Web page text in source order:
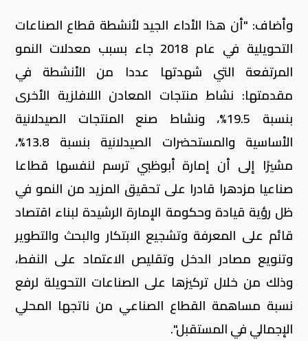
وأضاف: "أن هذا الأداء الجيد لأنشطة قطاع الصناعات
التحويلية في عام 2018 جاء بسبب معدلات النمو
المرتفعة التي شهدتها عددا من الأنشطة في
مقدمتها: نشاط منتجات المعادن اللافلزية الأخرى
بنسبة 19.5%، ونشاط صنع المنتجات الصيدلانية
الأساسية والمستحضرات الصيدلانية بنسبة 13.8%،
مشيرًا إلى أن إمارة أبوظبي ترسم لنفسها قطاعا
صناعيا مزدهرا قادرا على تحقيق المزيد من النمو في
ظل رؤية قيادة وحكومة الإمارة الرشيدة لبناء اقتصاد
قائم على المعرفة وتشجيع الابتكار والبحث والتطوير
وتنويع مصادر الدخل وتقليص الاعتماد على النفط،
وذلك من خلال تركيزها على الصناعات التحويلة لرفع
نسبة مساهمة القطاع الصناعي من ناتجها المحلي
الإجمالي في المستقبل".